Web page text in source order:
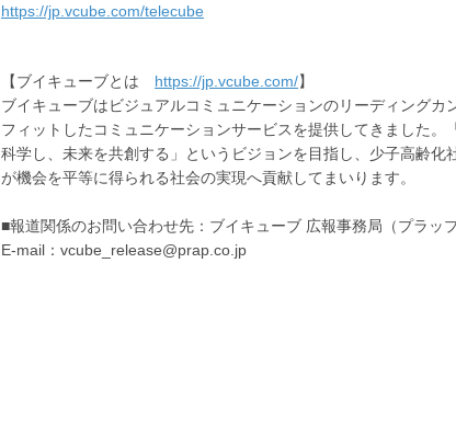
https://jp.vcube.com/telecube
【ブイキューブとは https://jp.vcube.com/】
ブイキューブはビジュアルコミュニケーションのリーディング
フィットしたコミュニケーションサービスを提供してきました
科学し、未来を共創する」というビジョンを目指し、少子高齢
が機会を平等に得られる社会の実現へ貢献してまいります。
■報道関係のお問い合わせ先：ブイキューブ 広報事務局（プラッ
E-mail：vcube_release@prap.co.jp